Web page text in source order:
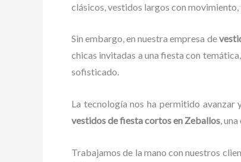
clásicos, vestidos largos con
Sin embargo, en nuestra empresa de
chicas invitadas a una fiesta con
sofisticado.
La tecnología nos ha permitido avanzar
vestidos de fiesta cortos en Zeballos,
Trabajamos de la mano con nuestros